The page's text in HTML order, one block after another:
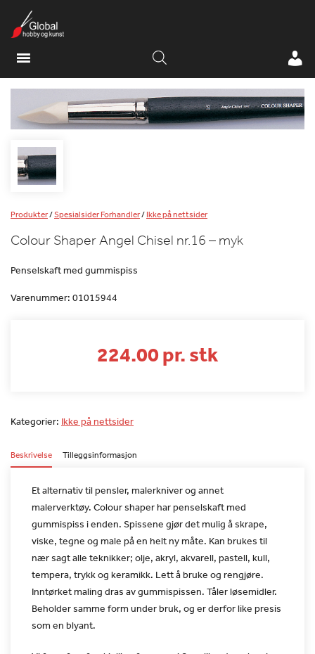
Produkter/Spesialsider Forhandler/Ikke på nettsider
Colour Shaper Angel Chisel nr.16 – myk
Penselskaft med gummispiss
Varenummer: 01015944
224.00 pr. stk
Kategorier: Ikke på nettsider
Beskrivelse Tilleggsinformasjon
Et alternativ til pensler, malerkniver og annet
malerverktøy. Colour shaper har penselskaft med
gummispiss i enden. Spissene gjørdet mulig å skrape,
viske, tegne og male på en helt ny måte. Kan brukes til
nær sagt alle teknikker; olje, akryl, akvarell, pastell, kull,
tempera, trykk og keramikk. Lett å bruke og rengjøre.
Inntørket maling dras av gummispissen. Tåler løsemidler.
Beholdersamme form under bruk, og er derfor like presis
som en blyant.